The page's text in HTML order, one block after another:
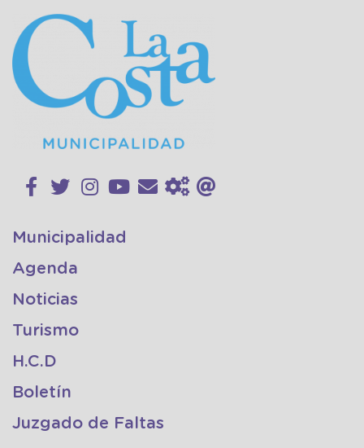
Municipalidad
Agenda
Noticias
Turismo
H.C.D
Boletín
Juzgado de Faltas